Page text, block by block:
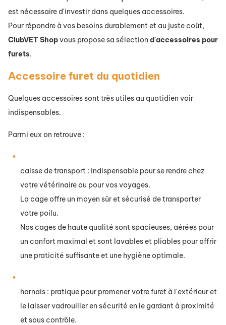
est nécessaire d'investir dans quelques accessoires.
Pour répondre à vos besoins durablement et au juste coût,
ClubVET Shopvous propose sa sélection d'accessoires pour
furets.
Accessoire furet du quotidien
Quelques accessoires sont très utiles au quotidien voir
indispensables.
Parmi eux on retrouve :
caisse de transport : indispensable pour se rendre chez
votre vétérinaire ou pour vos voyages.
La cage offre un moyen sûr et sécurisé de transporter
votre poilu.
Nos cages de haute qualité sont spacieuses, aérées pour
un confort maximal et sont lavables et pliables pour offrir
une praticité suffisante et une hygiène optimale.
harnais : pratique pour promener votre furet à l'extérieur et
le laisser vadrouiller en sécurité en le gardant à proximité
et sous contrôle.